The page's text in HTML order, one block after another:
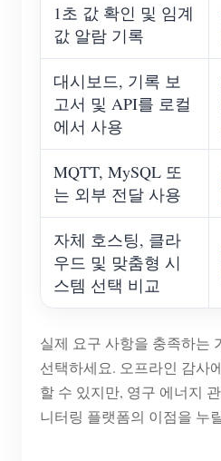
1초 값 확인 및 임계
값 알람 기록
대시보드, 기록 보
고서 및 API를 로컬
에서 사용
MQTT, MySQL 또
는 외부 전달 사용
자체 호스팅, 클라
우드 및 맞춤형 시
스템 선택 비교
실제 요구 사항을 충족하는
선택하세요. 오프라인 감사
할 수 있지만, 영구 에너지
니터링 플랫폼의 이점을 누